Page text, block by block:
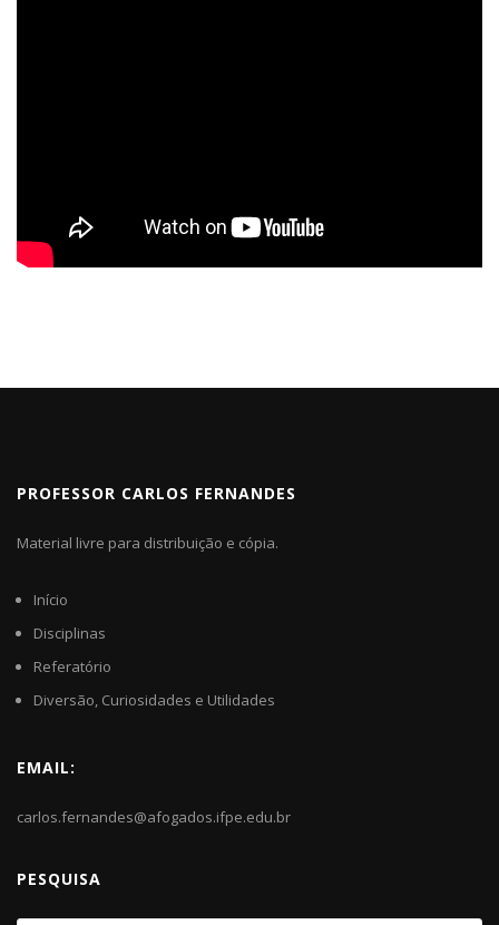
PROFESSOR CARLOS FERNANDES
Material livre para distribuição e cópia.
Início
Disciplinas
Referatório
Diversão, Curiosidades e Utilidades
EMAIL:
carlos.fernandes@afogados.ifpe.edu.br
PESQUISA